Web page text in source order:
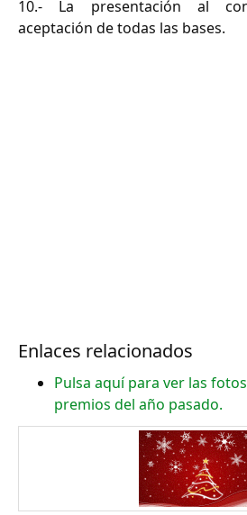
10.- La presentación al
aceptación de todas las bases.
Enlaces relacionados
Pulsa aquí para ver las
premios del año pasado.